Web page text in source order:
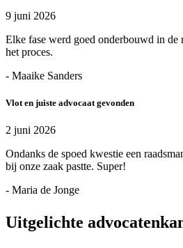
9 juni 2026
Elke fase werd goed onderbouwd in de
het proces.
- Maaike Sanders
Vlot en juiste advocaat gevonden
2 juni 2026
Ondanks de spoed kwestie een
bij onze zaak pastte. Super!
- Maria de Jonge
Uitgelichte